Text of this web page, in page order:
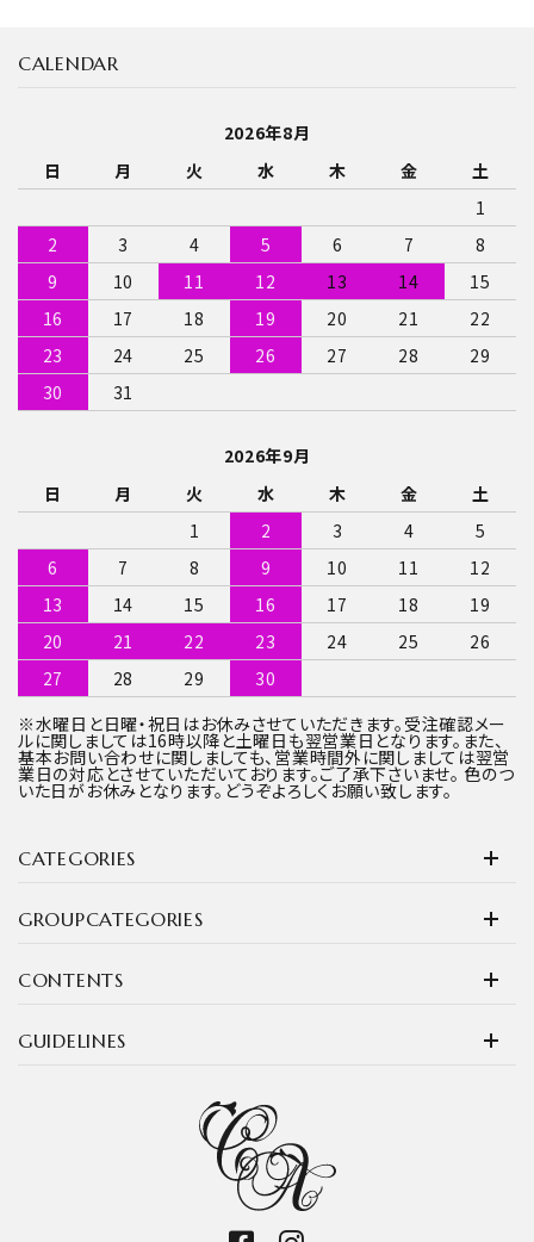
CATEGORIES
GROUPCATEGORIES
CONTENTS
CALENDAR
2026年8月
日
月 火 水 木 金
土
1
2
3 4 5 6 7
8
9
10 11 12 13 14
15
16
17 18 19 20 21
22
23
24 25 26 27 28
29
30
31
2026年9月
日
月 火 水 木 金
土
1
2 3 4
5
6
7 8 9 10 11
12
13
14 15 16 17 18
19
20
21 22 23 24 25
26
27
28 29
30
※水曜日と日曜・祝日はお休みさせていただきます。受注確認メー
ルに関しましては16時以降と土曜日も翌営業日となります。また、
基本お問い合わせに関しましても、営業時間外に関しましては翌営
業日の対応とさせていただいております。ご了承下さいませ。 色のつ
いた日がお休みとなります。どうぞよろしくお願い致します。
GUIDELINES